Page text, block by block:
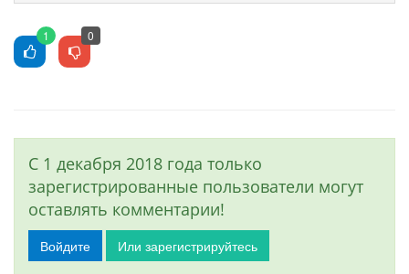
1 0
С 1 декабря 2018 года только
зарегистрированные пользователи могут
оставлять комментарии!
Войдите Или зарегистрируйтесь